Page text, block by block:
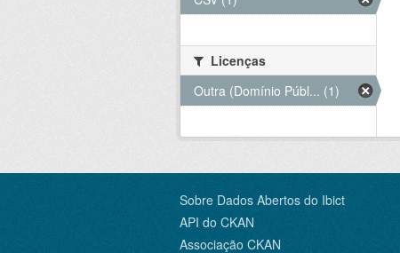
Licenças
Outra (Domínio Públ... (1)
Sobre Dados Abertos do Ibict
API do CKAN
Associação CKAN